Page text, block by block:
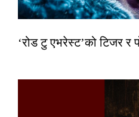
‘रोड टु एभरेस्ट’को टिजर र